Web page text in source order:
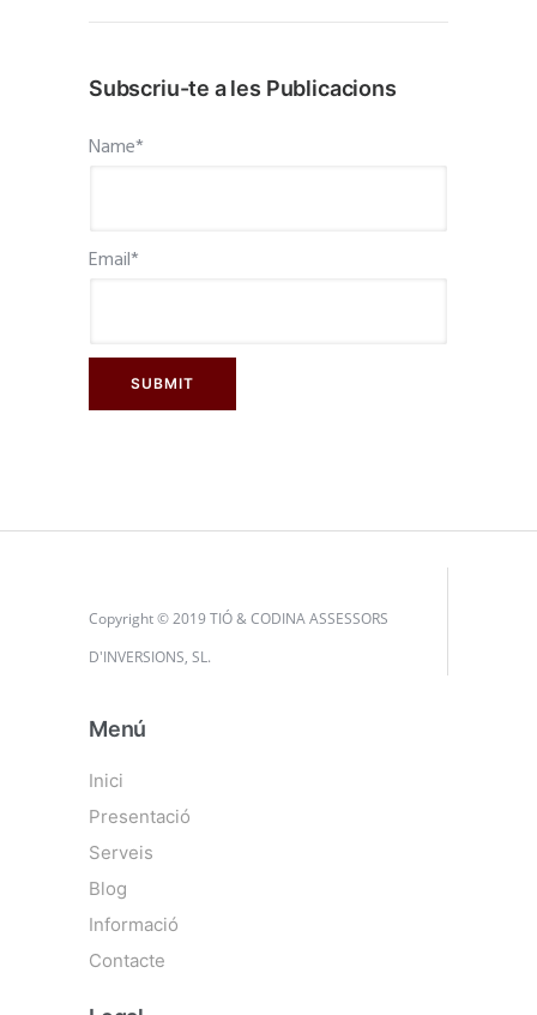
Subscriu-te a les Publicacions
Name*
Email*
Copyright © 2019 TIÓ & CODINA ASSESSORS
D'INVERSIONS, SL.
Menú
Inici
Presentació
Serveis
Blog
Informació
Contacte